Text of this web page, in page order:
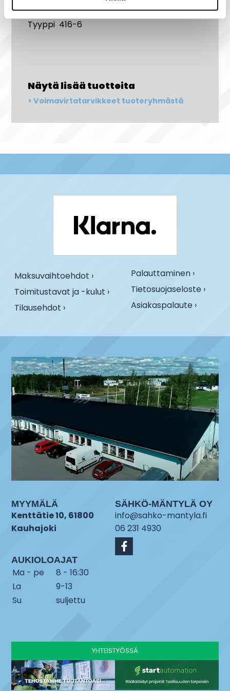
Suojausluokka IP44
Tyyppi 416-6
Näytä lisää tuotteita
Voimavirtatarvikkeet tuoteryhmästä
Maksuvaihtoehdot ›
Toimitustavat ja -kulut ›
Tilausehdot ›
Palauttaminen ›
Tietosuojaseloste ›
Asiakaspalaute ›
MYYMÄLÄ
Kenttätie 10, 61800
Kauhajoki
AUKIOLOAJAT
Ma - pe
8 - 16:30
La
9-13
Su
suljettu
SÄHKÖ-MÄNTYLÄ OY
info@sahko-mantyla.fi
06 231 4930
YHTEISTYÖSSÄ